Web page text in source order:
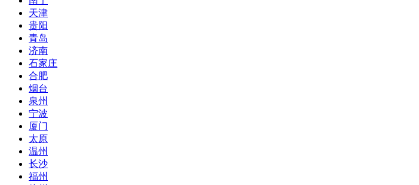
天津
贵阳
青岛
济南
石家庄
合肥
烟台
泉州
宁波
厦门
太原
温州
长沙
福州